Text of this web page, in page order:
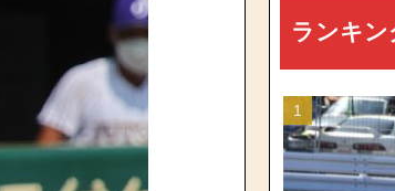
ランキン